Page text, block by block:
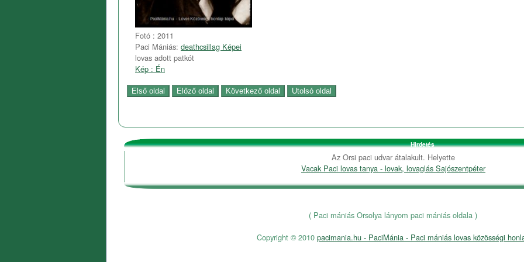
Fotó : 2011
Paci Mániás: deathcsillag Képei
lovas adott patkót
Kép : Én
Hirdetés
Az Orsi paci udvar átalakult. Helyette
Vacak Paci lovas tanya - lovak, lovaglás Sajószentpéter
( Paci mániás Orsolya lányom paci mániás oldala )
Copyright © 2010 pacimania.hu - PaciMánia - Paci mániás lovas közösségi